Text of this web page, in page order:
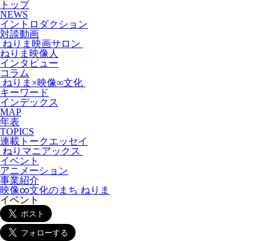
トップ
NEWS
イントロダクション
対談動画
ねりま映画サロン
ねりま映像人
インタビュー
コラム
ねりま×映像∞文化
キーワード
インデックス
MAP
年表
TOPICS
連載トークエッセイ
ねりマニアックス
イベント
アニメーション
事業紹介
映像∞文化のまち ねりま
イベント